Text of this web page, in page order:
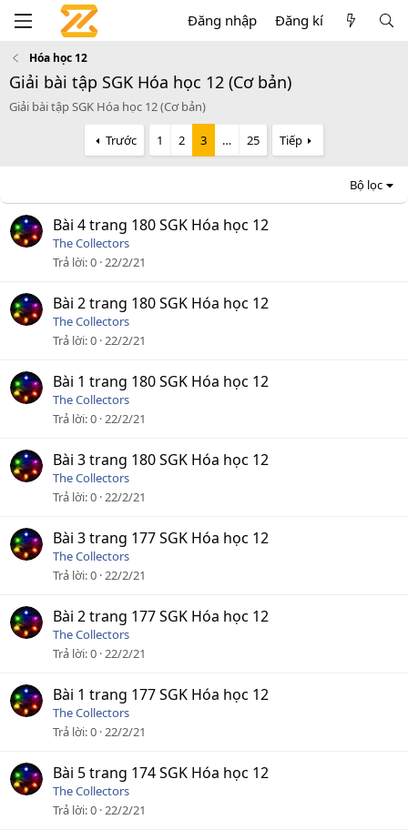
Đăng nhập Đăng kí
Hóa học 12
Giải bài tập SGK Hóa học 12 (Cơ bản)
Giải bài tập SGK Hóa học 12 (Cơ bản)
Trước 1 2 3 … 25 Tiếp
Bộ lọc
Bài 4 trang 180 SGK Hóa học 12
The Collectors
Trả lời 0 22/2/21
Bài 2 trang 180 SGK Hóa học 12
The Collectors
Trả lời 0 22/2/21
Bài 1 trang 180 SGK Hóa học 12
The Collectors
Trả lời 0 22/2/21
Bài 3 trang 180 SGK Hóa học 12
The Collectors
Trả lời 0 22/2/21
Bài 3 trang 177 SGK Hóa học 12
The Collectors
Trả lời 0 22/2/21
Bài 2 trang 177 SGK Hóa học 12
The Collectors
Trả lời 0 22/2/21
Bài 1 trang 177 SGK Hóa học 12
The Collectors
Trả lời 0 22/2/21
Bài 5 trang 174 SGK Hóa học 12
The Collectors
Trả lời 0 22/2/21